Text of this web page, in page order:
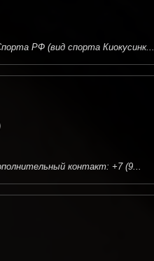
РФ (вид спорта Киокусинк...
контакт: +7 (9...